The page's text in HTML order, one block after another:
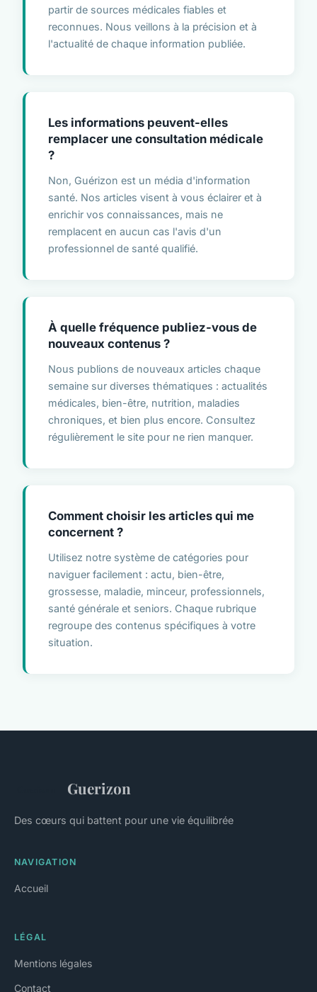
partir de sources médicales fiables et
reconnues. Nous veillons à la précision et à
l'actualité de chaque information publiée.
Les informations peuvent-elles
remplacer une consultation médicale
?
Non, Guérizon est un média d'information
santé. Nos articles visent à vous éclairer et à
enrichir vos connaissances, mais ne
remplacent en aucun cas l'avis d'un
professionnel de santé qualifié.
À quelle fréquence publiez-vous de
nouveaux contenus ?
Nous publions de nouveaux articles chaque
semaine sur diverses thématiques : actualités
médicales, bien-être, nutrition, maladies
chroniques, et bien plus encore. Consultez
régulièrement le site pour ne rien manquer.
Comment choisir les articles qui me
concernent ?
Utilisez notre système de catégories pour
naviguer facilement : actu, bien-être,
grossesse, maladie, minceur, professionnels,
santé générale et seniors. Chaque rubrique
regroupe des contenus spécifiques à votre
situation.
Guerizon
Des cœurs qui battent pour une vie équilibrée
NAVIGATION
Accueil
LÉGAL
Mentions légales
Contact